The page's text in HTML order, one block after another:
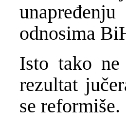
odnosima
Isto tako
rezultat
se reformiše.